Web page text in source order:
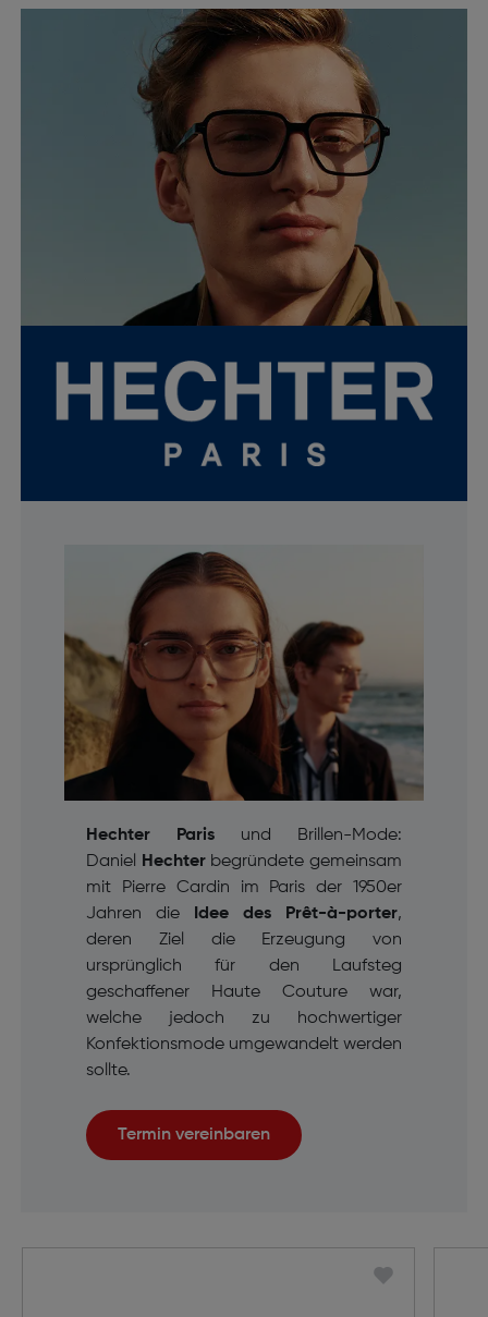
Hechter Parisund Brillen-Mode:
Daniel
Hechterbegründete gemeinsam
mit Pierre Cardin im Paris der 1950er
Jahren die
Idee des Prêt-à-porter,
deren Ziel die Erzeugung von
ursprünglich für den Laufsteg
geschaffener Haute Couture war,
welche jedoch zu hochwertiger
Konfektionsmode umgewandelt werden
sollte.
Termin vereinbaren